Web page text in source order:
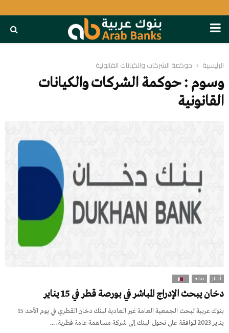
PRIMARY
MENU
الرئيسية حوكمة الشركات والكيانات القانونية
وسوم : حوكمة الشركات والكيانات
القانونية
أخبار مميز
دخان يبحث الإدراج المباشر في بورصة قطر في 15 يناير
بنوك عربية تبحث الجمعية العامة غير العادية لبنك دخان القطري في يوم الأحد 15
يناير 2023 الموافقة على تحول البنك إلى شركة مساهمة عامة قطرية،...